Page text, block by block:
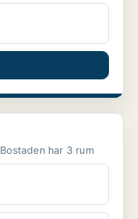
Lägenhet att hyra i Falkenberg Bostaden har 3 rum